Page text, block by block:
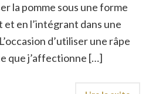
la pomme sous une forme
en l’intégrant dans une
d’utiliser une râpe
que j’affectionne […]